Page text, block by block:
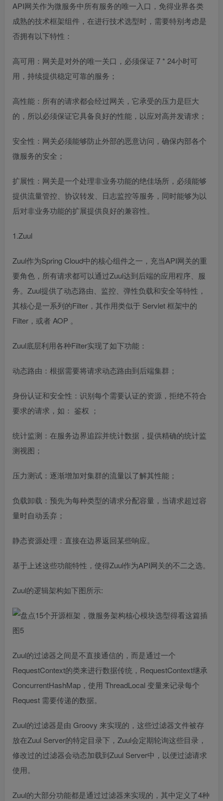
API网关作为微服务中所有服务的唯一入口，免得业界各类
成熟的技术框架组件，在进行技术选型时，需要特别考虑是
否拥有以下特性：
高可用：网关是对外的唯一关口，必须保证 7 * 24小时可
用，持续提供稳定可靠的服务；
高性能：所有的请求都会经过网关，它承受的压力是巨大
的，所以必须保证它具备良好的性能，以应对高并发请求；
安全性：网关必须能够防止外部的恶意访问，确保内部各个
微服务的安全；
扩展性：网关是一个处理非业务功能的绝佳场所，必须能够
提供流量管控、协议转发、日志监控等服务，同时能够为以
后对非业务功能的扩展提供良好的兼容性。
1.Zuul
Zuul作为Spring Cloud中的核心组件之一，充当API网关的重
要角色，所有请求都可以通过Zuul达到后端的应用程序、服
务。Zuul提供了动态路由、监控、弹性负载和安全等特性，
其核心是一系列的Filter，其作用类似于 Servlet框架中的
Filter，或者 AOP 。
Zuul底层利用各种Filter实现了如下功能：
动态路由：根据需要将请求动态路由到后端集群；
身份认证和安全性：识别每个需要认证的资源，拒绝不符合
要求的请求，如： 鉴权 ；
统计监测：在服务边界追踪并统计数据，提供精确的统计监
测视图；
压力测试：逐渐增加对集群的流量以了解其性能；
负载卸载：预先为每种类型的请求分配容量，当请求超过容
量时自动丢弃；
静态资源处理：直接在边界返回某些响应。
基于上述这些功能特性，使得Zuul作为API网关的不二之选。
Zuul的逻辑架构如下图所示:
Zuul的过滤器之间是不直接通信的，而是通过一个
RequestContext的类来进行数据传统，RequestContext继承
ConcurrentHashMap，使用 ThreadLocal 变量来记录每个
Request 需要传递的数据。
Zuul的过滤器是由 Groovy 来实现的，这些过滤器文件被存
放在Zuul Server的特定目录下，Zuul会定期轮询这些目录，
修改过的过滤器会动态加载到Zuul Server中，以便过滤请求
使用。
Zuul的大部分功能都是通过过滤器来实现的，其中定义了4种